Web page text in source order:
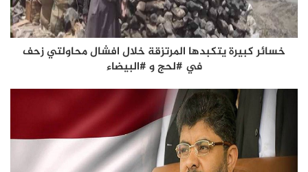
خسائر كبيرة يتكبدها المرتزقة خلال افشال محاولتي زحف
في #لحج و #البيضاء